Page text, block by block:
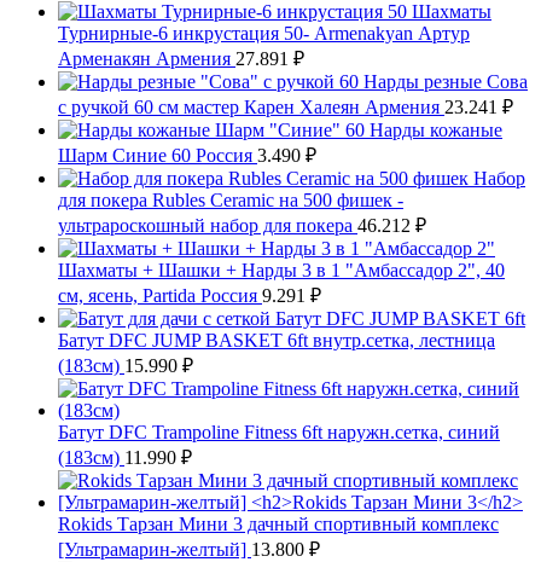
Шахматы
Турнирные-6 инкрустация 50- Armenakyan Артур
Арменакян Армения 27.891 ₽
Нарды резные Сова
с ручкой 60 см мастер Карен Халеян Армения 23.241 ₽
Нарды кожаные
Шарм Синие 60 Россия 3.490 ₽
Набор
для покера Rubles Ceramic на 500 фишек -
ультрароскошный набор для покера 46.212 ₽
Шахматы + Шашки + Нарды 3 в 1 "Амбассадор 2", 40
см, ясень, Partida Россия 9.291 ₽
Батут DFC JUMP BASKET 6ft внутр.сетка, лестница
(183cм) 15.990 ₽
Батут DFC Trampoline Fitness 6ft наружн.сетка, синий
(183см) 11.990 ₽
Rokids Тарзан Мини 3 дачный спортивный комплекс
[Ультрамарин-желтый] 13.800 ₽